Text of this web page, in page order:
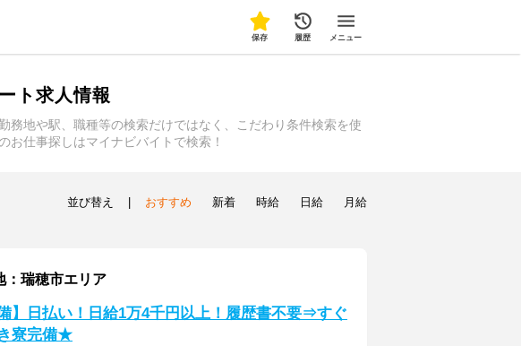
保存 履歴 メニュー
ト求人情報
地や駅、職種等の検索だけではなく、こだわり条件検索を使
お仕事探しはマイナビバイトで検索！
並び替え おすすめ 新着 時給 日給 月給
瑞穂市エリア
】日払い！日給1万4千円以上！履歴書不要⇒すぐ
寮完備★